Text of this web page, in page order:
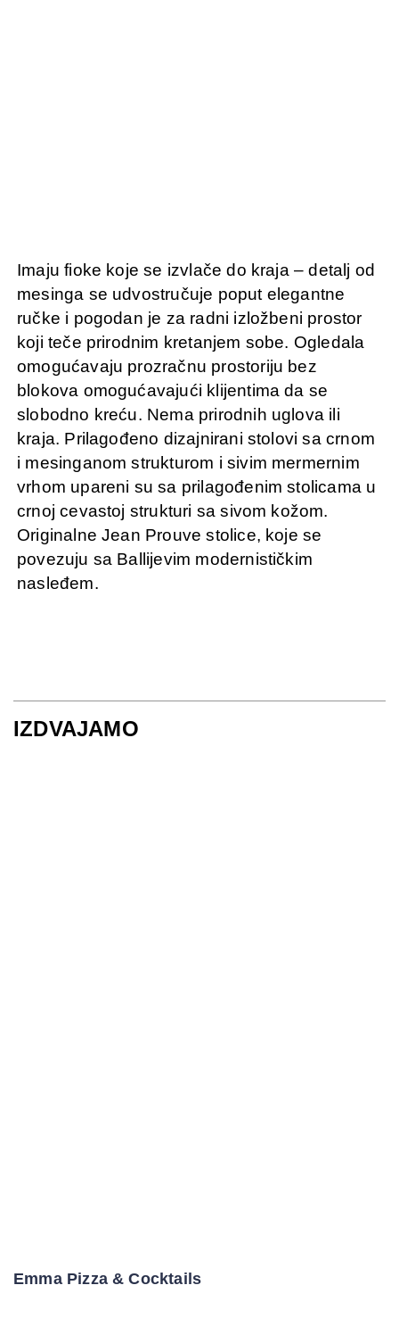
Imaju fioke koje se izvlače do kraja – detalj od
mesinga se udvostručuje poput elegantne
ručke i pogodan je za radni izložbeni prostor
koji teče prirodnim kretanjem sobe. Ogledala
omogućavaju prozračnu prostoriju bez
blokova omogućavajući klijentima da se
slobodno kreću. Nema prirodnih uglova ili
kraja. Prilagođeno dizajnirani stolovi sa crnom
i mesinganom strukturom i sivim mermernim
vrhom upareni su sa prilagođenim stolicama u
crnoj cevastoj strukturi sa sivom kožom.
Originalne Jean Prouve stolice, koje se
povezuju sa Ballijevim modernističkim
nasleđem.
IZDVAJAMO
Emma Pizza & Cocktails